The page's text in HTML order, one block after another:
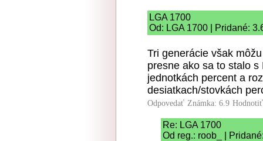
LGA 1700
Od: LGA 1700 | Pridané:
Tri generácie však
presne ako sa to stalo
jednotkách percent a
desiatkach/stovkách
Odpovedať Známka: 6.9
Re: LGA 1700
Od reg.: roob_ |